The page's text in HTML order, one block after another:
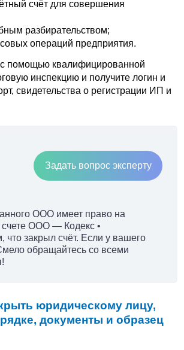
счёт для совершения
разбирательством;
операций предприятия.
помощью квалифицированной
инспекцию и получите логин и
свидетельства о регистрации ИП и
Задать вопрос эксперту
ООО имеет право на
счете ООО — Кодекс •
закрыл счёт. Если у вашего
обращайтесь со всеми
юридическому лицу,
документы и образец